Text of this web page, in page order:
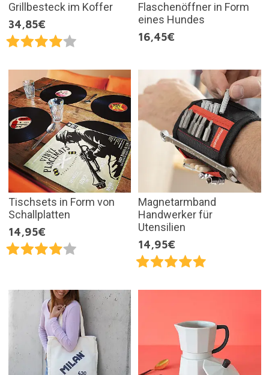
Grillbesteck im Koffer
34,85€
Flaschenöffner in Form
eines Hundes
16,45€
Tischsets in Form von
Schallplatten
14,95€
Magnetarmband
Handwerker für
Utensilien
14,95€